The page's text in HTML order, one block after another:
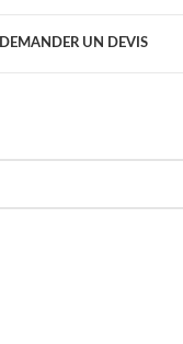
DEMANDER UN DEVIS